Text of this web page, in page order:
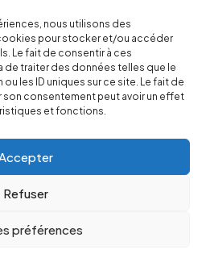
nous utilisons des
pour stocker et/ou accéder
Le fait de consentir à ces
traiter des données telles que le
les ID uniques sur ce site. Le fait de
son consentement peut avoir un effet
et fonctions.
Accepter
Refuser
préférences
?
en
PLUTÔT